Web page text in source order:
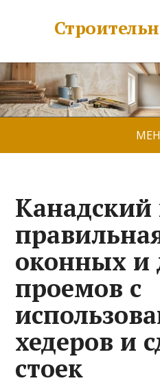
Канадский
оконных и
проемов с
хедеров и
стоек